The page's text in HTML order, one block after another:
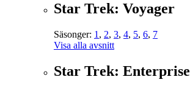
Star Trek: Voyager
Säsonger: 1 , 2, 3, 4, 5, 6, 7
Visa alla avsnitt
Star Trek: Enterprise